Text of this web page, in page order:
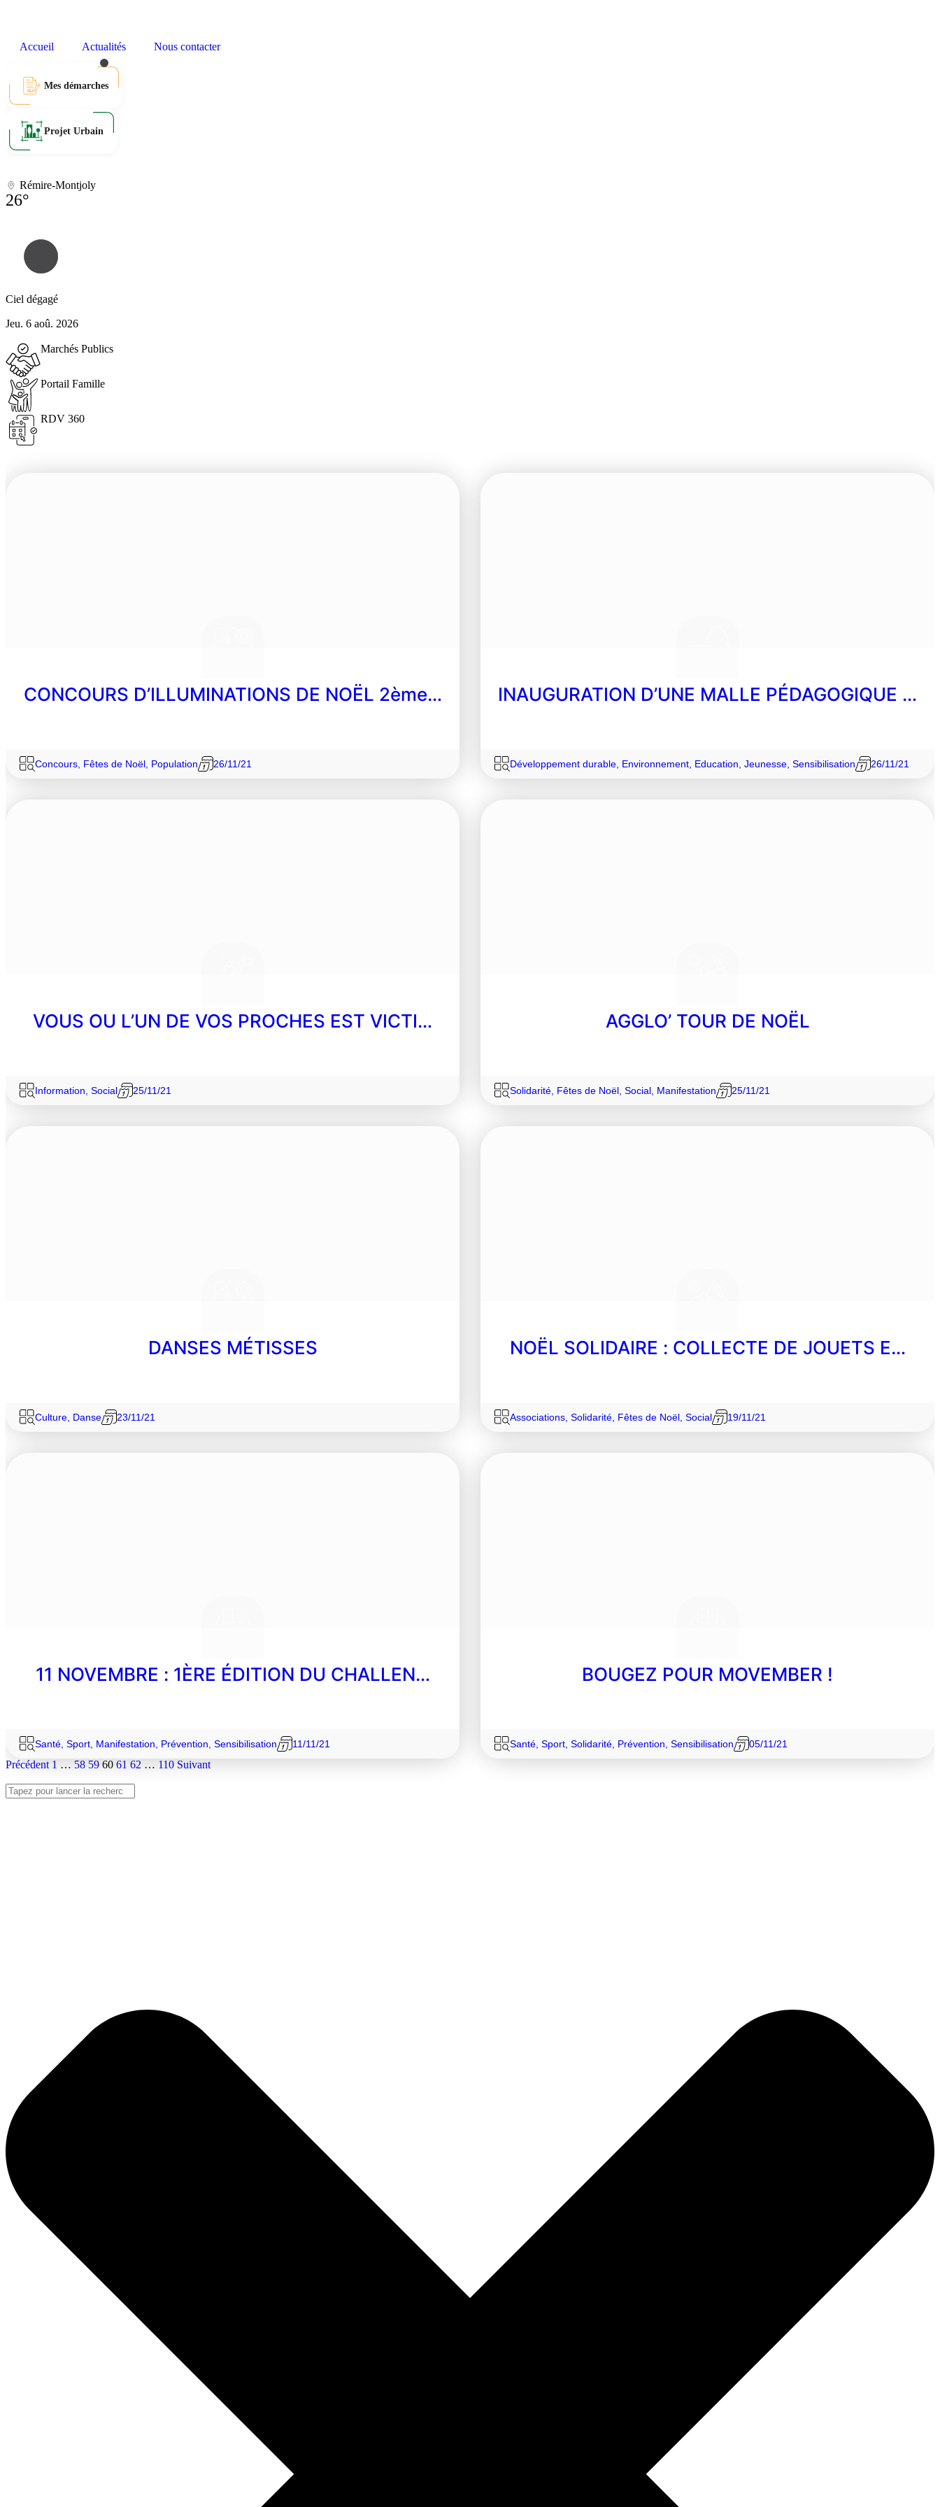
Accueil Actualités Nous contacter
Mes démarches
Projet Urbain
Rémire-Montjoly
26°
Ciel dégagé
Jeu. 6 aoû. 2026
Marchés Publics
Portail Famille
RDV 360
CONCOURS D’ILLUMINATIONS DE NOËL 2ème…
Concours Fêtes de Noël Population 26/11/21
INAUGURATION D’UNE MALLE PÉDAGOGIQUE …
Développement durable Environnement Education Jeunesse Sensibilisation 26/11/21
VOUS OU L’UN DE VOS PROCHES EST VICTI…
Information Social 25/11/21
AGGLO’ TOUR DE NOËL
Solidarité Fêtes de Noël Social Manifestation 25/11/21
DANSES MÉTISSES
Culture Danse 23/11/21
NOËL SOLIDAIRE : COLLECTE DE JOUETS E…
Associations Solidarité Fêtes de Noël Social 19/11/21
11 NOVEMBRE : 1ÈRE ÉDITION DU CHALLEN…
Santé Sport Manifestation Prévention Sensibilisation 11/11/21
BOUGEZ POUR MOVEMBER !
Santé Sport Solidarité Prévention Sensibilisation 05/11/21
Précédent 1 … 58 59 60 61 62 … 110 Suivant